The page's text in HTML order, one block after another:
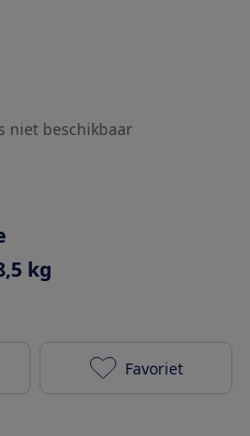
niet beschikbaar
kg
Chicco
Favoriet